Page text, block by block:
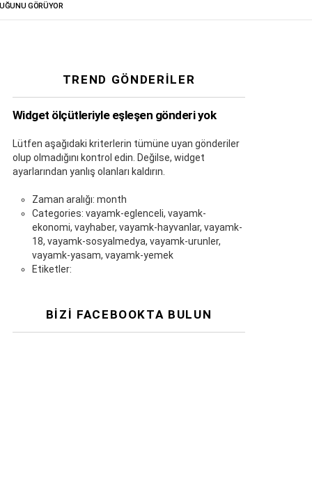
GÖRÜYOR
TREND GÖNDERILER
Widget ölçütleriyle eşleşen gönderi yok
Lütfen aşağıdaki kriterlerin tümüne uyan gönderiler
olup olmadığını kontrol edin. Değilse, widget
ayarlarından yanlış olanları kaldırın.
Zaman aralığı: month
Categories: vayamk-eglenceli, vayamk-
ekonomi, vayhaber, vayamk-hayvanlar, vayamk-
18, vayamk-sosyalmedya, vayamk-urunler,
vayamk-yasam, vayamk-yemek
Etiketler:
BIZI FACEBOOKTA BULUN